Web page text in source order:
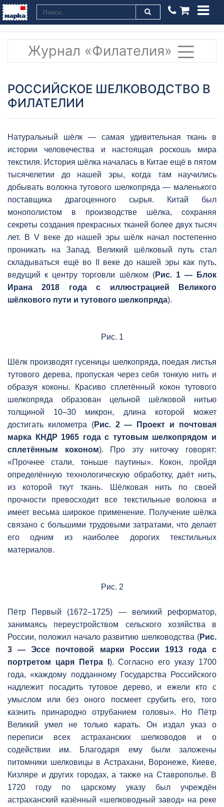
Журнал «Филателия»
РОССИЙСКОЕ ШЕЛКОВОДСТВО В
ФИЛАТЕЛИИ
Натуральный шёлк — самая удивительная ткань в
истории человечества и настоящая роскошь мира
текстиля. История шёлка началась в Китае ещё в пятом
тысячелетии до нашей эры, когда там научились
добывать волокна тутового шелкопряда — маленького
поставщика драгоценного сырья. Китай был
монополистом в производстве шёлка, сохраняя
секреты создания прекрасных тканей более двух тысяч
лет. В V веке до нашей эры шёлк начал постепенно
проникать на Запад. Великий шёлковый путь стал
складываться ещё во II веке до нашей эры как путь,
ведущий к центру торговли шёлком (Рис. 1 — Блок
Ирана 2018 года с иллюстрацией Великого
шёлкового пути и тутового шелкопряда).
Рис. 1
Шёлк производят гусеницы шелкопряда, поедая листья
тутового дерева, пропуская через себя тонкую нить и
образуя коконы. Красиво сплетённый кокон тутового
шелкопряда образован цельной шёлковой нитью
толщиной 10–30 микрон, длина которой может
достигать километра (Рис. 2 — Проект и почтовая
марка КНДР 1965 года с тутовым шелкопрядом и
сплетённым коконом). Про эту ниточку говорят:
«Прочнее стали, тоньше паутины». Кокон, пройдя
определённую технологическую обработку, даёт нить,
из которой ткут ткань. Шёлковая нить по своей
прочности превосходит все текстильные волокна и
имеет весьма широкое применение. Получение шёлка
связано с большими трудовыми затратами, что делает
его одним из наиболее дорогих текстильных
материалов.
Рис. 2
Пётр Первый (1672–1725) — великий реформатор,
занимаясь переустройством сельского хозяйства в
России, положил начало развитию шелководства (Рис.
3 — Эссе почтовой марки России 1913 года с
портретом царя Петра I ). Согласно его указу 1700
года, «каждому подданному Государства Российского
надлежит посадить тутовое дерево, и ежели кто с
умыслом или без оного посмеет срубить его, того
казнить принародно отрубанием головы». Но Пётр
Великий умел не только карать. Он издал указ о
переписи всех астраханских шелководов и о
содействии им. Благодаря ему были заложены
питомники шелковицы в Астрахани, Воронеже, Киеве,
Кизляре и других городах, а также на Ставрополье. В
1720 году по царскому указу был учреждён
астраханский казённый «шелководный завод» на реке